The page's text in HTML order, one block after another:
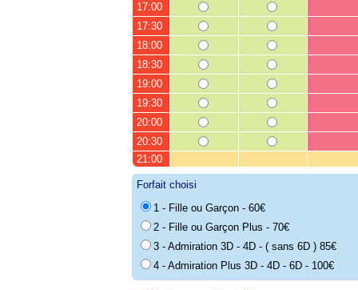
17:00
17:30
18:00
18:30
19:00
19:30
20:00
20:30
21:00
Forfait choisi
1 - Fille ou Garçon - 60€
2 - Fille ou Garçon Plus - 70€
3 - Admiration 3D - 4D - ( sans 6D ) 85€
4 - Admiration Plus 3D - 4D - 6D - 100€